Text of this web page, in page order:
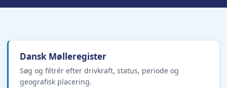
Dansk Mølleregister
Søg og filtrér efter drivkraft, status, periode og
geografisk placering.